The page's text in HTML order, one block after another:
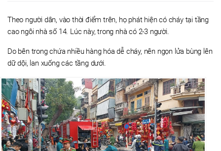
Theo người dân, vào thời điểm trên, họ phát hiện có cháy tại tầng
cao ngôi nhà số 14. Lúc này, trong nhà có 2-3 người.
Do bên trong chứa nhiều hàng hóa dễ cháy, nên ngọn lửa bùng lên
dữ dội, lan xuống các tầng dưới.